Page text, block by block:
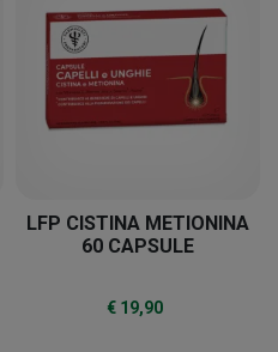
LFP CISTINA METIONINA
60 CAPSULE
€ 19,90